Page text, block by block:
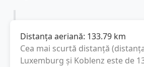
Distanța aeriană: 133.79 km
Cea mai scurtă distanță
Luxemburg și Koblenz este de